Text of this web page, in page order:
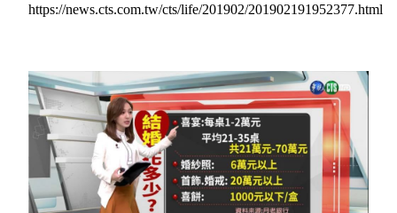
https://news.cts.com.tw/cts/life/201902/201902191952377.html